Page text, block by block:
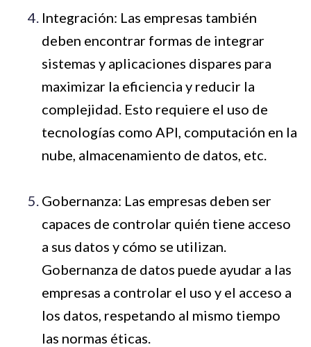
Integración: Las empresas también
deben encontrar formas de integrar
sistemas y aplicaciones dispares para
maximizar la eficiencia y reducir la
complejidad. Esto requiere el uso de
tecnologías como API, computación en la
nube, almacenamiento de datos, etc.
Gobernanza: Las empresas deben ser
capaces de controlar quién tiene acceso
a sus datos y cómo se utilizan.
Gobernanza de datos puede ayudar a las
empresas a controlar el uso y el acceso a
los datos, respetando al mismo tiempo
las normas éticas.